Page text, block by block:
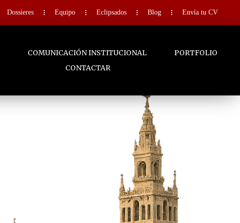
Dossieres Equipo Eclipsados Blog Envía tu CV
COMUNICACIÓN INSTITUCIONAL
PORTFOLIO
CONTACTAR